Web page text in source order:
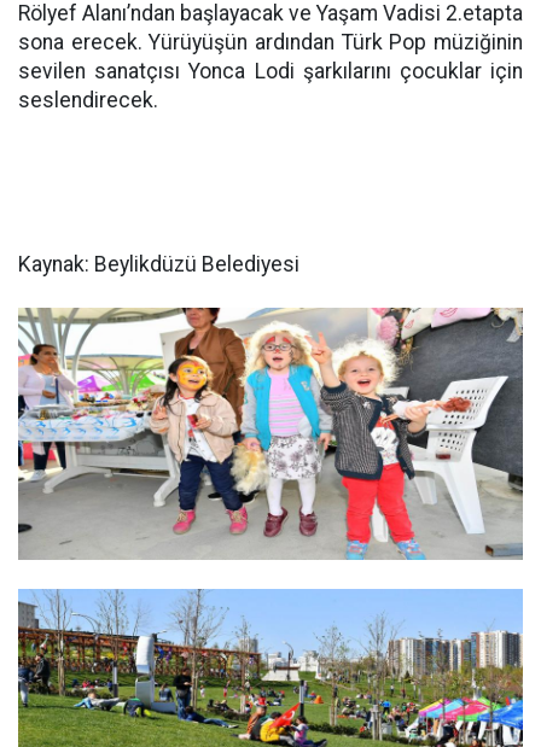
Rölyef Alanı’ndan başlayacak ve Yaşam Vadisi 2.etapta
sona erecek. Yürüyüşün ardından Türk Pop müziğinin
sevilen sanatçısı Yonca Lodi şarkılarını çocuklar için
seslendirecek.
Kaynak: Beylikdüzü Belediyesi